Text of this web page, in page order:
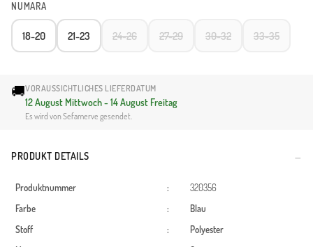
NUMARA
18-20 21-23 24-26 27-29 30-32 33-35
🚚VORAUSSICHTLICHES LIEFERDATUM
12 August Mittwoch - 14 August Freitag
Es wird von Sefamerve gesendet.
PRODUKT DETAILS
Produktnummer :
320356
Farbe
:
Blau
Stoff
:
Polyester